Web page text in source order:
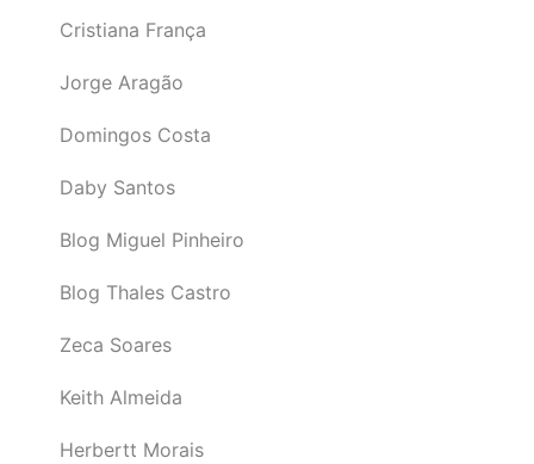
Cristiana França
Jorge Aragão
Domingos Costa
Daby Santos
Blog Miguel Pinheiro
Blog Thales Castro
Zeca Soares
Keith Almeida
Herbertt Morais